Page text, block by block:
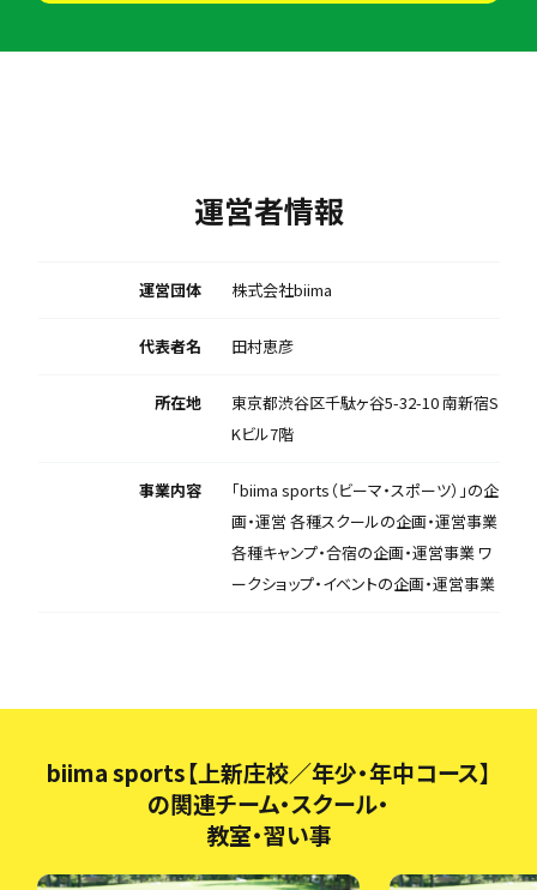
運営者情報
運営団体 株式会社biima
代表者名 田村恵彦
所在地
東京都渋谷区千駄ヶ谷5-32-10 南新宿S
Kビル7階
事業内容
「biima sports（ビーマ・スポーツ）」の企
画・運営 各種スクールの企画・運営事業
各種キャンプ・合宿の企画・運営事業 ワ
ークショップ・イベントの企画・運営事業
biima sports【上新庄校／年少・年中コース】
の関連チーム・スクール・
教室・習い事